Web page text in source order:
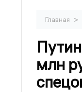
Главная >
млн